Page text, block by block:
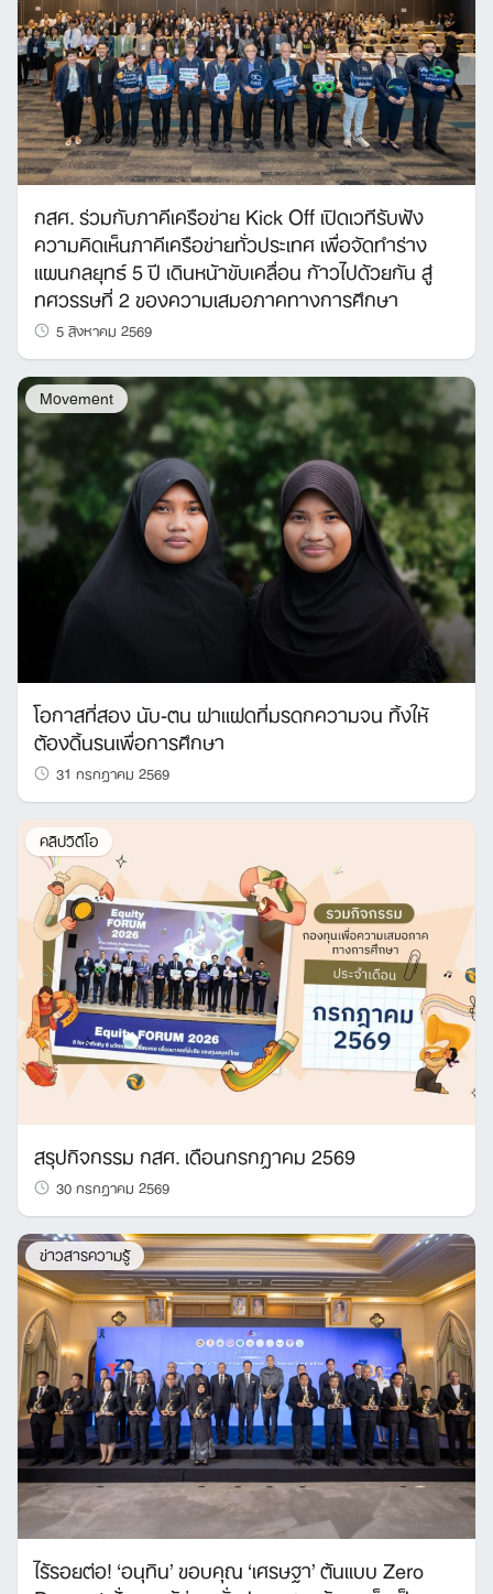
กสศ. ร่วมกับภาคีเครือข่าย Kick Off เปิดเวทีรับฟัง
ความคิดเห็นภาคีเครือข่ายทั่วประเทศ เพื่อจัดทำร่าง
แผนกลยุทธ์ 5 ปี เดินหน้าขับเคลื่อน ก้าวไปด้วยกัน สู่
ทศวรรษที่ 2 ของความเสมอภาคทางการศึกษา
5 สิงหาคม 2569
Movement
โอกาสที่สอง นับ-ตน ฝาแฝดที่มรดกความจน ทิ้งให้
ต้องดิ้นรนเพื่อการศึกษา
31 กรกฎาคม 2569
คลิปวิดีโอ
สรุปกิจกรรม กสศ. เดือนกรกฎาคม 2569
30 กรกฎาคม 2569
ข่าวสารความรู้
ไร้รอยต่อ! ‘อนุทิน’ ขอบคุณ ‘เศรษฐา’ ต้นแบบ Zero